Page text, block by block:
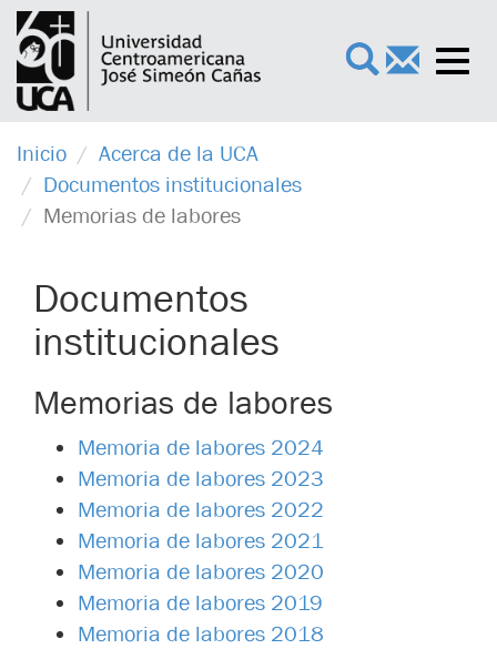
×
Inicio
Acerca de la UCA
Documentos institucionales
Memorias de labores
Documentos
institucionales
Memorias de labores
Memoria de labores 2024
Memoria de labores 2023
Memoria de labores 2022
Memoria de labores 2021
Memoria de labores 2020
Memoria de labores 2019
Memoria de labores 2018